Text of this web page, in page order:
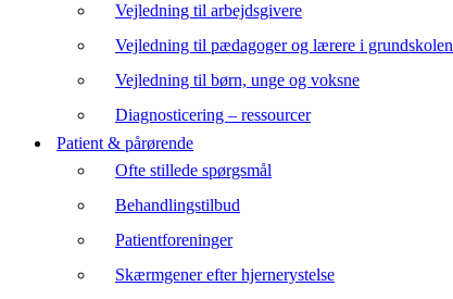
Vejledning til arbejdsgivere
Vejledning til pædagoger og lærere i grundskolen
Vejledning til børn, unge og voksne
Diagnosticering – ressourcer
Patient & pårørende
Ofte stillede spørgsmål
Behandlingstilbud
Patientforeninger
Skærmgener efter hjernerystelse